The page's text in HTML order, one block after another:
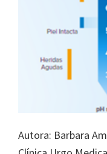
Autora: Barbara